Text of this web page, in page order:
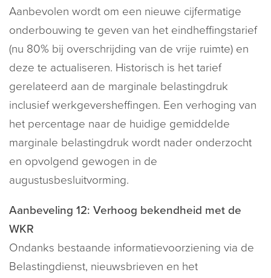
Aanbevolen wordt om een nieuwe cijfermatige
onderbouwing te geven van het eindheffingstarief
(nu 80% bij overschrijding van de vrije ruimte) en
deze te actualiseren. Historisch is het tarief
gerelateerd aan de marginale belastingdruk
inclusief werkgeversheffingen. Een verhoging van
het percentage naar de huidige gemiddelde
marginale belastingdruk wordt nader onderzocht
en opvolgend gewogen in de
augustusbesluitvorming.
Aanbeveling 12: Verhoog bekendheid met de
WKR
Ondanks bestaande informatievoorziening via de
Belastingdienst, nieuwsbrieven en het